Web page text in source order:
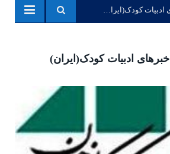
خبرهای ادبیات کودک(ایران)
خبرهای ادبیات کودک(ایران)